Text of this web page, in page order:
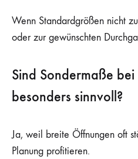
Wenn Standardgrößen nicht
oder zur gewünschten
Sind Sondermaße
besonders sinnvoll?
Ja, weil breite Öffnungen oft
Planung profitieren.